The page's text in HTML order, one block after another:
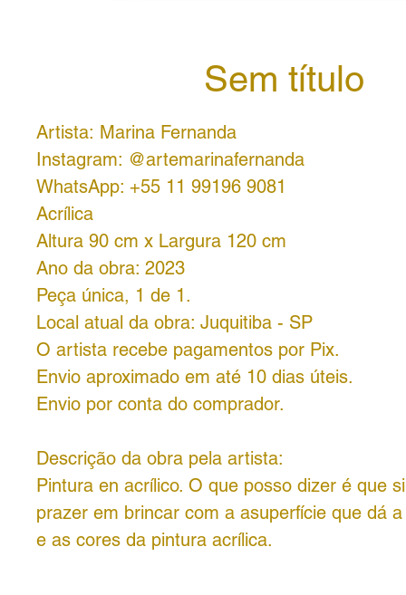
Sem título
Artista: Marina Fernanda
Instagram: @artemarinafernanda
WhatsApp: +55 11 99196 9081
Acrílica
Altura 90 cm x Largura 120 cm
Ano da obra: 2023
Peça única, 1 de 1.
Local atual da obra: Juquitiba - SP
O artista recebe pagamentos por Pix.
Envio aproximado em até 10 dias úteis.
Envio por conta do comprador.
Descrição da obra pela artista:
Pintura en acrílico. O que posso dizer é que
prazer em brincar com a asuperfície que dá
e as cores da pintura acrílica.